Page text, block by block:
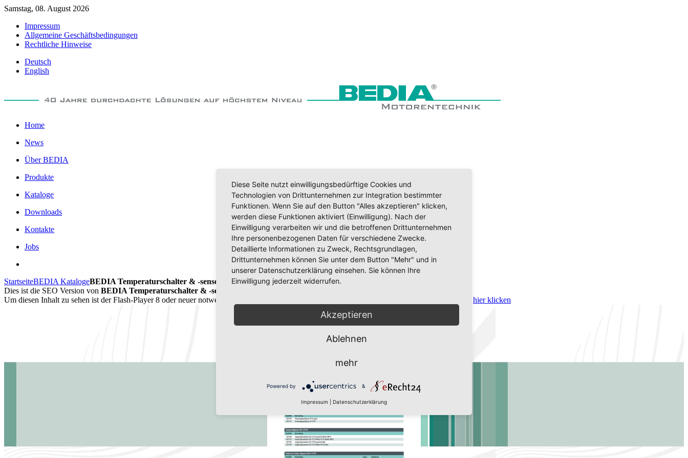
Samstag, 08. August 2026
Impressum
Allgemeine Geschäftsbedingungen
Rechtliche Hinweise
Deutsch
English
Home
News
Über BEDIA
Produkte
Kataloge
Downloads
Kontakte
Jobs
StartseiteBEDIA KatalogeBEDIA Temperaturschalter & -sensoren
Dies ist die SEO Version von BEDIA Temperaturschalter & -sensoren Seite 17
Um diesen Inhalt zu sehen ist der Flash-Player 8 oder neuer notwendig und Javascript muss erlaubt sein. Zum downloaden des Flach-Player bitte hier klicken
Diese Seite nutzt einwilligungsbedürftige Cookies und
Technologien von Drittunternehmen zur Integration bestimmter
Funktionen. Wenn Sie auf den Button "Alles akzeptieren" klicken,
werden diese Funktionen aktiviert (Einwilligung). Nach der
Einwilligung verarbeiten wir und die betroffenen Drittunternehmen
Ihre personenbezogenen Daten für verschiedene Zwecke.
Detaillierte Informationen zu Zweck, Rechtsgrundlagen,
Drittunternehmen können Sie unter dem Button "Mehr" und in
unserer Datenschutzerklärung einsehen. Sie können Ihre
Einwilligung jederzeit widerrufen.
Akzeptieren
Ablehnen
mehr
Powered by &
Impressum Datenschutzerklärung